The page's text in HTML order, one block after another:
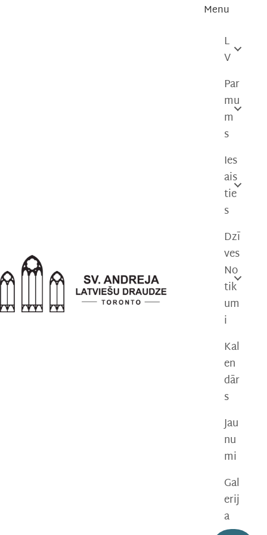
Menu
L
V
Par
mu
m
s
Ies
ais
tie
s
Dzī
ves
No
tik
um
i
Kal
en
dār
s
Jau
nu
mi
Gal
erij
a